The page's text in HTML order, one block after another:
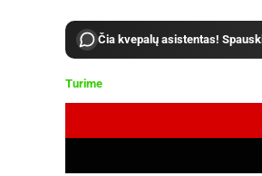
Čia kvepalų asistentas!
Turime